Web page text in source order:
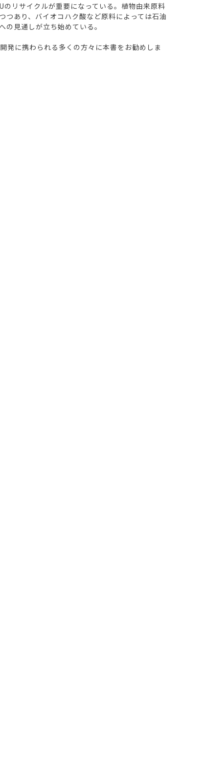
リサイクルが重要になっている。植物由来原料
つあり、バイオコハク酸など原料によっては石油
見通しが立ち始めている。
発に携わられる多くの方々に本書をお勧めしま